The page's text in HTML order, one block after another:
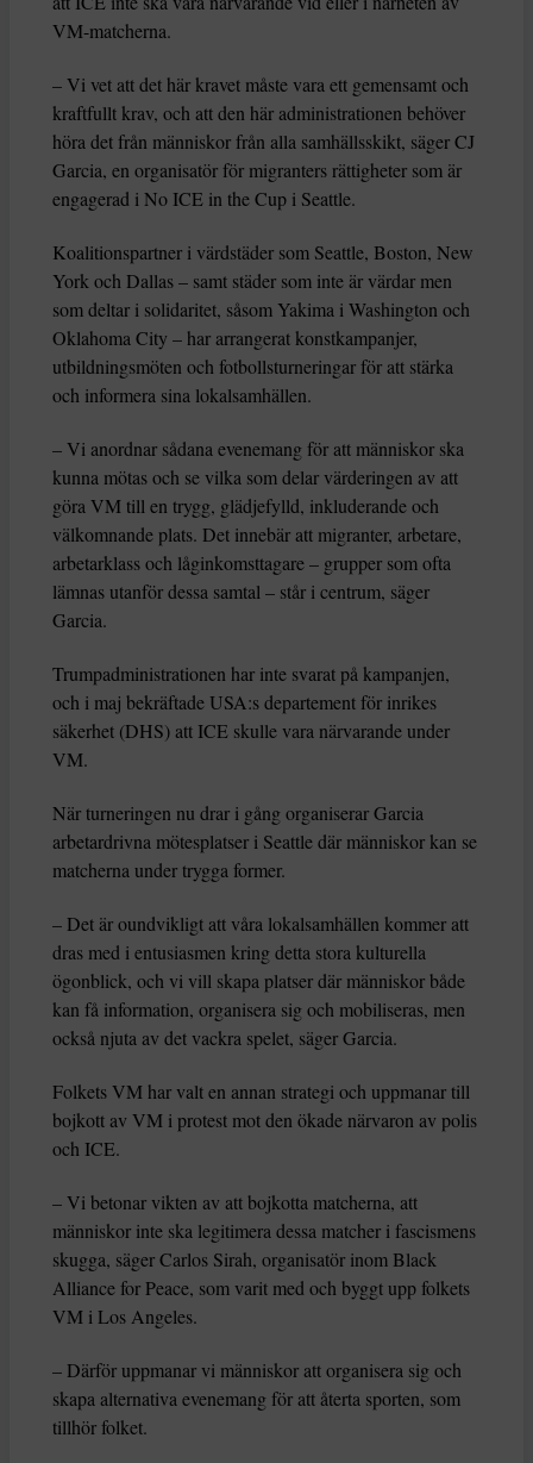
VM-matcherna.
– Vi vet att det här kravet måste vara ett gemensamt och
kraftfullt krav, och att den här administrationen behöver
höra det från människor från alla samhällsskikt, säger CJ
Garcia, en organisatör för migranters rättigheter som är
engagerad i No ICE in the Cup i Seattle.
Koalitionspartner i värdstäder som Seattle, Boston, New
York och Dallas – samt städer som inte är värdar men
som deltar i solidaritet, såsom Yakima i Washington och
Oklahoma City – har arrangerat konstkampanjer,
utbildningsmöten och fotbollsturneringar för att stärka
och informera sina lokalsamhällen.
– Vi anordnar sådana evenemang för att människor ska
kunna mötas och se vilka som delar värderingen av att
göra VM till en trygg, glädjefylld, inkluderande och
välkomnande plats. Det innebär att migranter, arbetare,
arbetarklass och låginkomsttagare – grupper som ofta
lämnas utanför dessa samtal – står i centrum, säger
Garcia.
Trumpadministrationen har inte svarat på kampanjen,
och i maj bekräftade USA:s departement för inrikes
säkerhet (DHS) att ICE skulle vara närvarande under
VM.
När turneringen nu drar i gång organiserar Garcia
arbetardrivna mötesplatser i Seattle där människor kan se
matcherna under trygga former.
– Det är oundvikligt att våra lokalsamhällen kommer att
dras med i entusiasmen kring detta stora kulturella
ögonblick, och vi vill skapa platser där människor både
kan få information, organisera sig och mobiliseras, men
också njuta av det vackra spelet, säger Garcia.
Folkets VM har valt en annan strategi och uppmanar till
bojkott av VM i protest mot den ökade närvaron av polis
och ICE.
– Vi betonar vikten av att bojkotta matcherna, att
människor inte ska legitimera dessa matcher i fascismens
skugga, säger Carlos Sirah, organisatör inom Black
Alliance for Peace, som varit med och byggt upp folkets
VM i Los Angeles.
– Därför uppmanar vi människor att organisera sig och
skapa alternativa evenemang för att återta sporten, som
tillhör folket.